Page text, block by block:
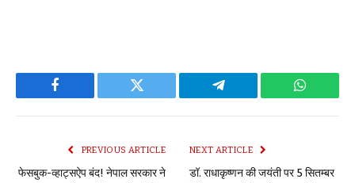
Facebook Twitter Telegram
PREVIOUS ARTICLE
फेसबुक-व्हाट्सऐप बंद! नेपाल सरकार ने
NEXT ARTICLE
डॉ. राधाकृष्णन की जयंती पर 5 सितम्बर